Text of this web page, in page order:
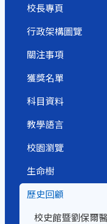
校長專頁
行政架構圖覽
關注事項
獲獎名單
科目資料
教學語言
校園瀏覽
生命樹
歷史回顧
校史館暨劉保爾